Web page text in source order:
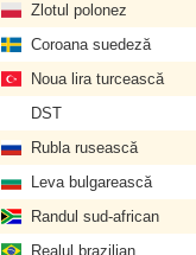
Zlotul polonez
Coroana suedeză
Noua lira turcească
DST
Rubla rusească
Leva bulgarească
Randul sud-african
Realul brazilian